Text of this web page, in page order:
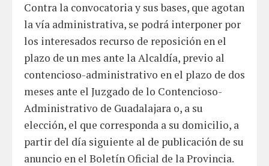
Contra la convocatoria y sus bases, que agotan
la vía administrativa, se podrá interponer por
los interesados recurso de reposición en el
plazo de un mes ante la Alcaldía, previo al
contencioso-administrativo en el plazo de dos
meses ante el Juzgado de lo Contencioso-
Administrativo de Guadalajara o, a su
elección, el que corresponda a su domicilio, a
partir del día siguiente al de publicación de su
anuncio en el Boletín Oficial de la Provincia.